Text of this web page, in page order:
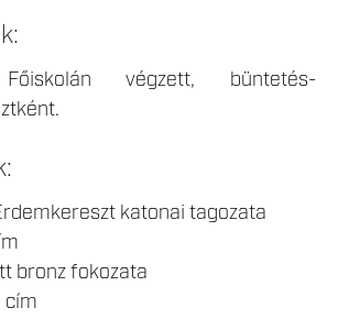
végzett, büntetés-
katonai tagozata
bronz fokozata
cím